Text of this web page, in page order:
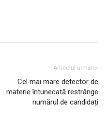
Articolul următor
Cel mai mare detector de
materie întunecată restrânge
numărul de candidați